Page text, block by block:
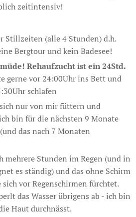
zeitintensiv!
Stillzeiten (alle 4 Stunden) d.h.
Bergtour und kein Badesee! 🍼
Rehaufzucht ist ein 24Std.
gerne vor 24:00Uhr ins Bett und
schlafen😴
nur von mir füttern und
bin für die nächsten 9 Monate
das nach 7 Monaten
mehrere Stunden im Regen (und in
es ständig) und das ohne Schirm
vor Regenschirmen fürchtet. ☔
das Wasser übrigens ab - ich bin
Haut durchnässt.